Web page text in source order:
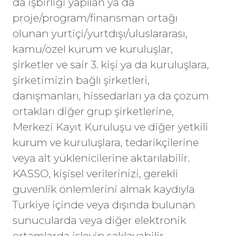
proje/program/finansman ortağı
olunan yurtiçi/yurtdışı/uluslararası,
kamu/özel kurum ve kuruluşlar,
şirketler ve sair 3. kişi ya da kuruluşlara,
şirketimizin bağlı şirketleri,
danışmanları, hissedarları ya da çözüm
ortakları diğer grup şirketlerine,
Merkezi Kayıt Kuruluşu ve diğer yetkili
kurum ve kuruluşlara, tedarikçilerine
veya alt yüklenicilerine aktarılabilir.
KASSO, kişisel verilerinizi, gerekli
güvenlik önlemlerini almak kaydıyla
Türkiye içinde veya dışında bulunan
sunucularda veya diğer elektronik